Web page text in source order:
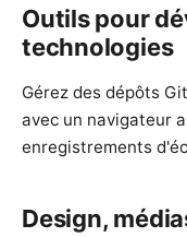
Outils pour
technologies
Gérez des dépôts Git
avec un navigateur
enregistrements
Design,